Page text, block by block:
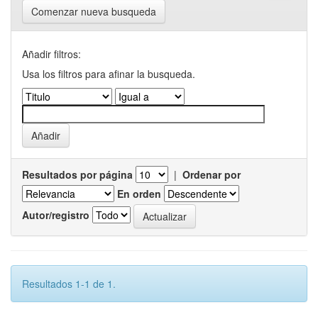
Comenzar nueva busqueda
Añadir filtros:
Usa los filtros para afinar la busqueda.
Resultados por página | Ordenar por
En orden
Autor/registro
Resultados 1-1 de 1.